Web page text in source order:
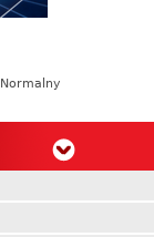
Normalny